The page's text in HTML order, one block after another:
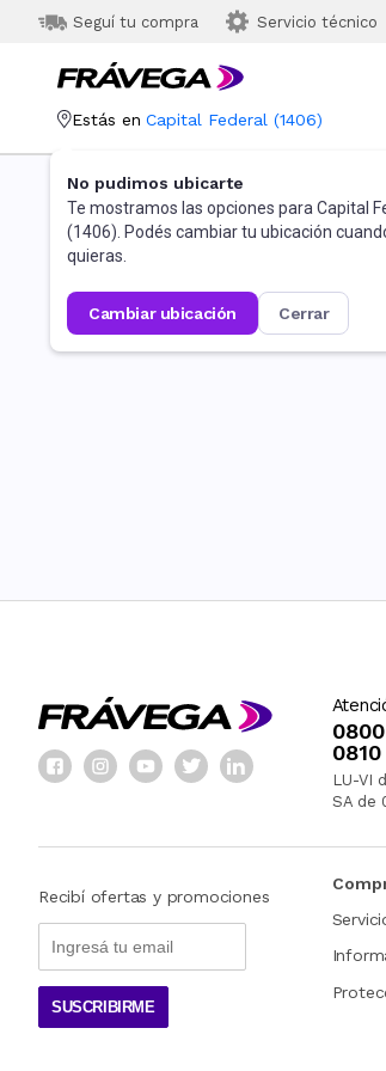
Seguí tu compra Servicio técnico
Estás en Capital Federal (1406)
No pudimos ubicarte
Te mostramos las opciones para Capital
(1406). Podés cambiar tu ubicación
quieras.
cambiar ubicación cerrar
LU-VI
SA de
Recibí ofertas y promociones
SUSCRIBIRME